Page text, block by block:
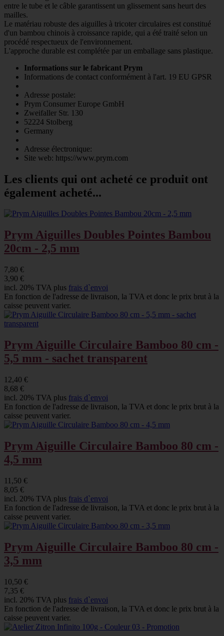
entre le tube et le câble garantissent un glissement sans heurt des
mailles.
Le matériau robuste des aiguilles à tricoter circulaires est constitué
d'un bambou chinois à croissance rapide, qui a été traité selon un
procédé respectueux de l'environnement.
L'approche durable est complétée par un emballage sans plastique.
Informations sur le fabricant Prym
Informations de contact conformément à l'art. 19 EU GPSR
Adresse postale:
Prym Consumer Europe GmbH
Zweifaller Str. 130
52224 Stolberg
Germany
Adresse électronique:
Site web: https://www.prym.com
Les clients qui ont acheté ce produit ont
également acheté...
Prym Aiguilles Doubles Pointes Bambou
20cm - 2,5 mm
7,80 €
3,90 €
incl. 20% TVA plus frais d`envoi
En fonction de l'adresse de livraison, la TVA et donc le prix brut à la
caisse peuvent varier.
Prym Aiguille Circulaire Bamboo 80 cm -
5,5 mm - sachet transparent
12,40 €
8,68 €
incl. 20% TVA plus frais d`envoi
En fonction de l'adresse de livraison, la TVA et donc le prix brut à la
caisse peuvent varier.
Prym Aiguille Circulaire Bamboo 80 cm -
4,5 mm
11,50 €
8,05 €
incl. 20% TVA plus frais d`envoi
En fonction de l'adresse de livraison, la TVA et donc le prix brut à la
caisse peuvent varier.
Prym Aiguille Circulaire Bamboo 80 cm -
3,5 mm
10,50 €
7,35 €
incl. 20% TVA plus frais d`envoi
En fonction de l'adresse de livraison, la TVA et donc le prix brut à la
caisse peuvent varier.